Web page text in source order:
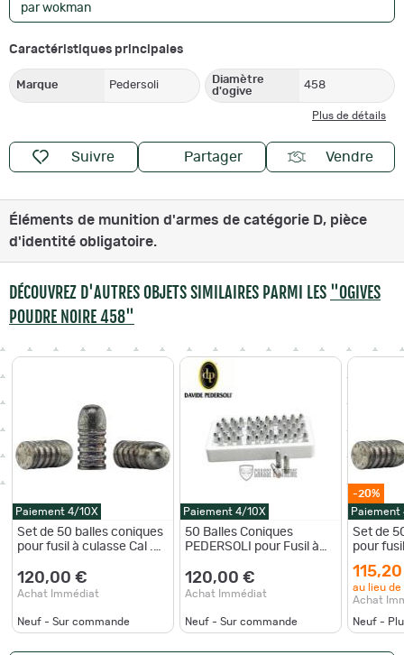
par wokman
Caractéristiques principales
Marque Pedersoli
Diamètre
d'ogive
458
Plus de détails
Suivre Partager Vendre
Éléments de munition d'armes de catégorie D, pièce
d'identité obligatoire.
DÉCOUVREZ D'AUTRES OBJETS SIMILAIRES PARMI LES "OGIVES
POUDRE NOIRE 458"
Paiement 4/10X
Set de 50 balles coniques
pour fusil à culasse Cal .45
120,00 €
Achat Immédiat
Neuf - Sur commande
Paiement 4/10X
50 Balles Coniques
PEDERSOLI pour Fusil à
120,00 €
Achat Immédiat
Neuf - Sur commande
-20%
Paiement
Set de
pour
au lieu de
Achat
Neuf -